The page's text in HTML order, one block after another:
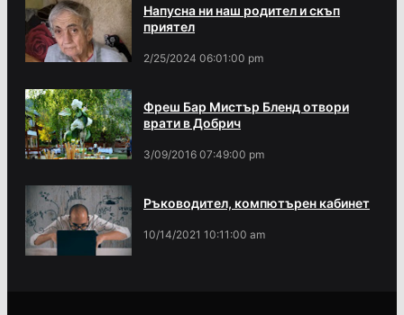
Напусна ни наш родител и скъп
приятел
2/25/2024 06:01:00 pm
Фреш Бар Мистър Бленд отвори
врати в Добрич
3/09/2016 07:49:00 pm
Ръководител, компютърен кабинет
10/14/2021 10:11:00 am